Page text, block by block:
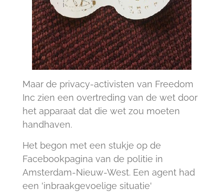
Maar de privacy-activisten van Freedom
Inc zien een overtreding van de wet door
het apparaat dat die wet zou moeten
handhaven.
Het begon met een stukje op de
Facebookpagina van de politie in
Amsterdam-Nieuw-West. Een agent had
een 'inbraakgevoelige situatie'